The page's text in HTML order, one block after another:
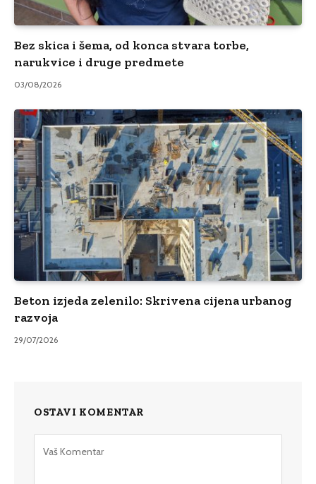
Bez skica i šema, od konca stvara torbe,
narukvice i druge predmete
03/08/2026
Beton izjeda zelenilo: Skrivena cijena urbanog
razvoja
29/07/2026
OSTAVI KOMENTAR